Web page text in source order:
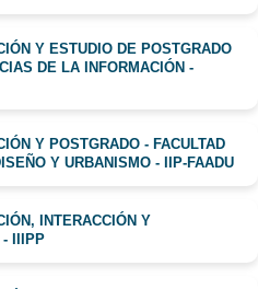
Y ESTUDIO DE POSTGRADO
DE LA INFORMACIÓN -
Y POSTGRADO - FACULTAD
Y URBANISMO - IIP-FAADU
INTERACCIÓN Y
- IIIPP